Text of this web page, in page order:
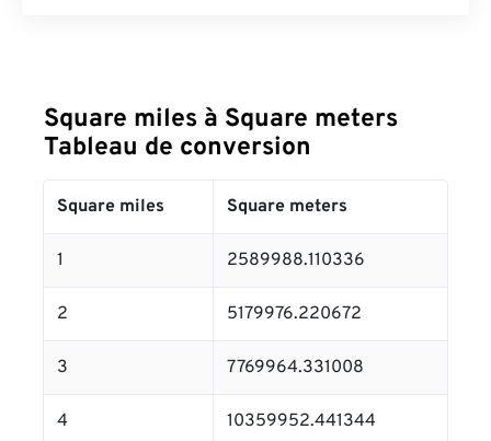
Square miles à Square meters
Tableau de conversion
Square miles Square meters
1 2589988.110336
2 5179976.220672
3 7769964.331008
4 10359952.441344